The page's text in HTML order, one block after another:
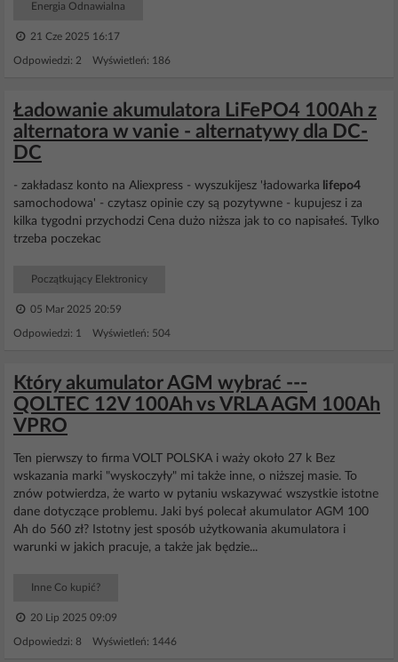
Energia Odnawialna
21 Cze 2025 16:17
Odpowiedzi: 2 Wyświetleń: 186
Ładowanie akumulatora LiFePO4 100Ah z
alternatora w vanie - alternatywy dla DC-
DC
- zakładasz konto na Aliexpress - wyszukijesz 'ładowarka lifepo4
samochodowa' - czytasz opinie czy są pozytywne - kupujesz i za
kilka tygodni przychodzi Cena dużo niższa jak to co napisałeś. Tylko
trzeba poczekac
Początkujący Elektronicy
05 Mar 2025 20:59
Odpowiedzi: 1 Wyświetleń: 504
Który akumulator AGM wybrać ---
QOLTEC 12V 100Ah vs VRLA AGM 100Ah
VPRO
Ten pierwszy to firma VOLT POLSKA i waży około 27 k Bez
wskazania marki "wyskoczyły" mi także inne, o niższej masie. To
znów potwierdza, że warto w pytaniu wskazywać wszystkie istotne
dane dotyczące problemu. Jaki byś polecał akumulator AGM 100
Ah do 560 zł? Istotny jest sposób użytkowania akumulatora i
warunki w jakich pracuje, a także jak będzie...
Inne Co kupić?
20 Lip 2025 09:09
Odpowiedzi: 8 Wyświetleń: 1446